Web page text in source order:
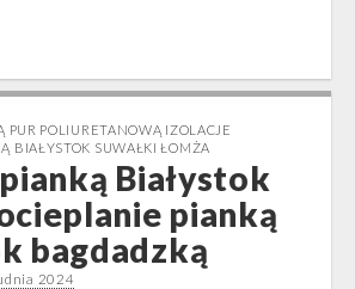
PUR POLIURETANOWĄ IZOLACJE
BIAŁYSTOK SUWAŁKI ŁOMŻA
Białystok
pianką
bagdadzką
2024